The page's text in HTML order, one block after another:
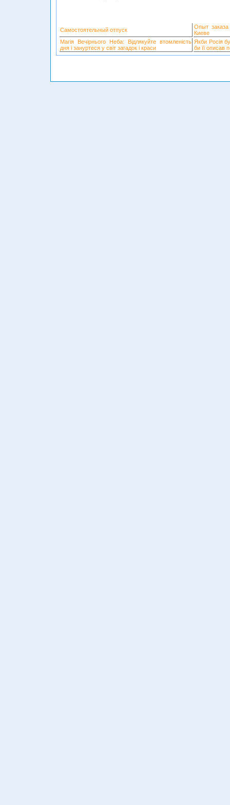
Самостоятельный отпуск
Опыт
Киеве
Магія Вечірнього Неба: Відлякуйте втомленість
дня і зануртеся у світ загадок і краси
Якби Росія
би її описав